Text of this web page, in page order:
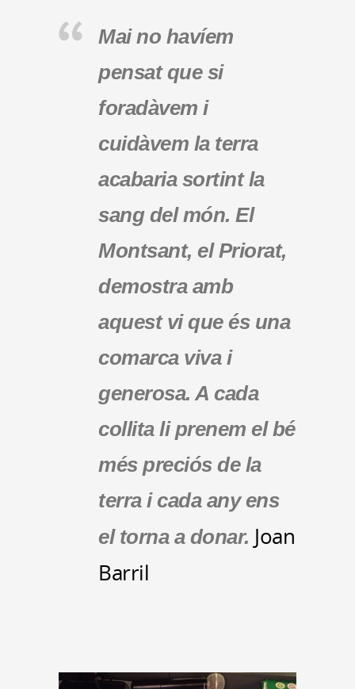
Mai no havíem
pensat que si
foradàvem i
cuidàvem la terra
acabaria sortint la
sang del món. El
Montsant, el Priorat,
demostra amb
aquest vi que és una
comarca viva i
generosa. A cada
collita li prenem el bé
més preciós de la
terra i cada any ens
el torna a donar. Joan
Barril